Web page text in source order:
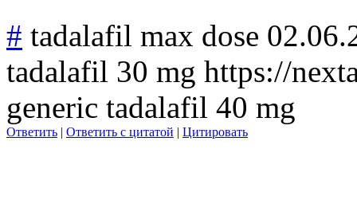
# tadalafil max dose
tadalafil 30 mg https://
generic tadalafil 40 mg
Ответить | Ответить с цитатой | Цитировать